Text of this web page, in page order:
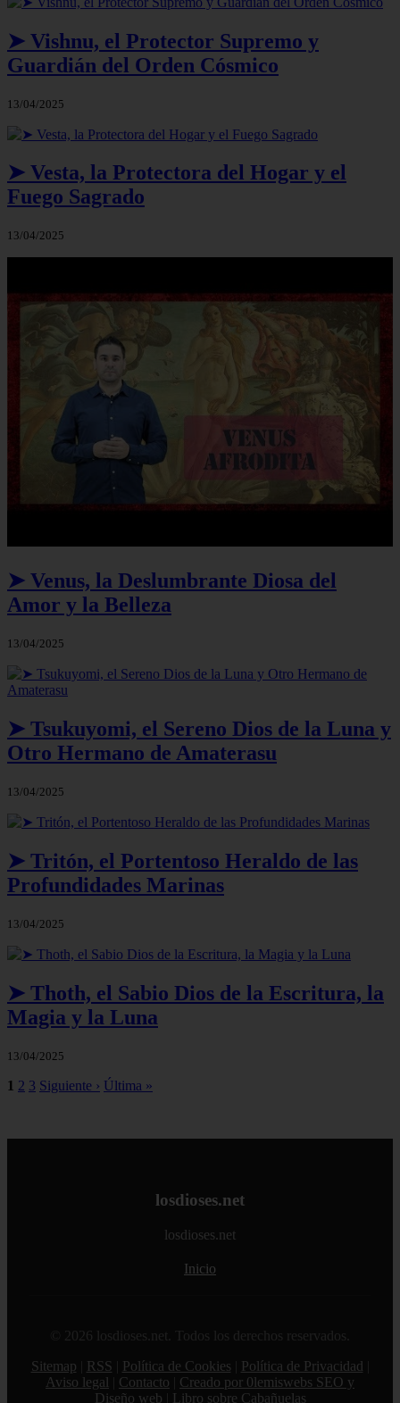
➤ Vishnu, el Protector Supremo y
Guardián del Orden Cósmico
13/04/2025
➤ Vesta, la Protectora del Hogar y el
Fuego Sagrado
13/04/2025
➤ Venus, la Deslumbrante Diosa del
Amor y la Belleza
13/04/2025
➤ Tsukuyomi, el Sereno Dios de la Luna y
Otro Hermano de Amaterasu
13/04/2025
➤ Tritón, el Portentoso Heraldo de las
Profundidades Marinas
13/04/2025
➤ Thoth, el Sabio Dios de la Escritura, la
Magia y la Luna
13/04/2025
1 2 3 Siguiente › Última »
losdioses.net
losdioses.net
Inicio
© 2026 losdioses.net. Todos los derechos reservados.
Sitemap
RSS Política de Cookies Política de Privacidad
Aviso legal
Contacto
Creado por 0lemiswebs SEO y
Diseño web
Libro sobre Cabañuelas